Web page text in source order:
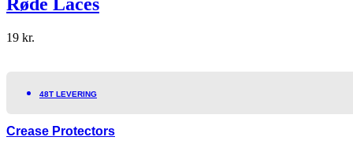
19 kr.
48T LEVERING
Crease Protectors